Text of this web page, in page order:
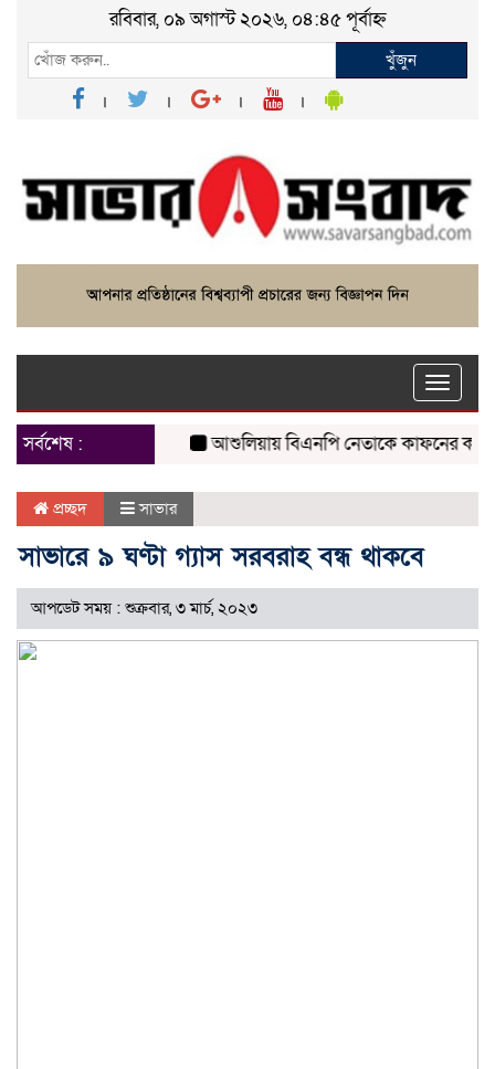
রবিবার, ০৯ অগাস্ট ২০২৬, ০৪:৪৫ পূর্বাহ্ন
খুঁজুন
Toggle
সর্বশেষ :
আশুলিয়ায় বিএনপি নেতাকে কাফনের কাপড়
প্রচ্ছদ সাভার
সাভারে ৯ ঘণ্টা গ্যাস সরবরাহ বন্ধ থাকবে
আপডেট সময় : শুক্রবার, ৩ মার্চ, ২০২৩